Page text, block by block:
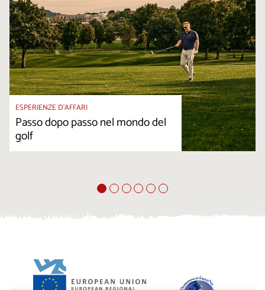
ESPERIENZE D’AFFARI
Passo dopo passo nel mondo del
golf